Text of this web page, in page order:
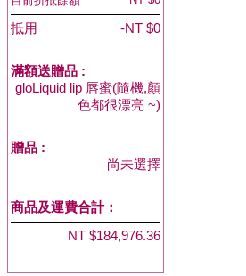
抵用 -NT $0
滿額送贈品 :
gloLiquid lip 唇蜜(隨機,顏
色都很漂亮 ~)
贈品 :
尚未選擇
商品及運費合計：
NT $184,976.36